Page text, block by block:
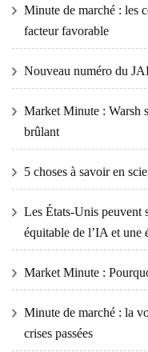
Minute de marché : les
facteur favorable
Nouveau numéro du
Market Minute : Warsh
brûlant
5 choses à savoir en
Les États-Unis peuvent
équitable de l’IA et une
Market Minute :
Minute de marché : la
crises passées